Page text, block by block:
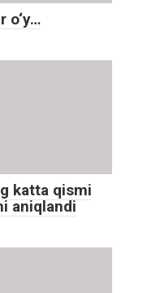
o‘y…
katta qismi
aniqlandi